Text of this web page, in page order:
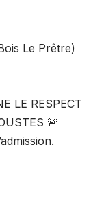
Le Prêtre)
LE RESPECT
🚨